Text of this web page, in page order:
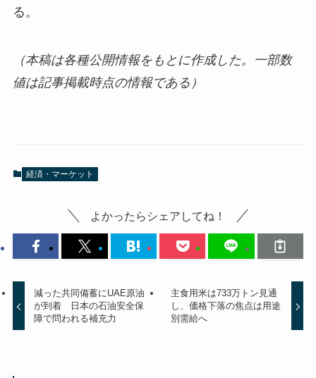
る。
（本稿は各種公開情報をもとに作成した。一部数
値は記事掲載時点の情報である）
経済・マーケット
よかったらシェアしてね！
減った共同備蓄にUAE原油
が到着 日本の石油安全保
障で問われる補充力
主食用米は733万トン見通
し、価格下落の焦点は用途
別需給へ